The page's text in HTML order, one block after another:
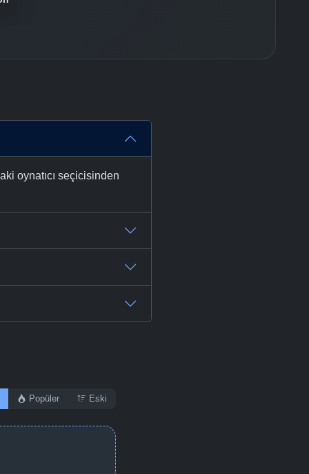
oynatıcı seçicisinden
Popüler Eski